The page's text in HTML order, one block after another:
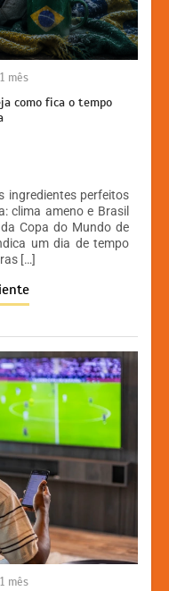
1 mês
como fica o tempo
ingredientes perfeitos
clima ameno e Brasil
Copa do Mundo de
um dia de tempo
[…]
1 mês